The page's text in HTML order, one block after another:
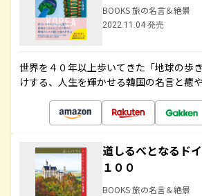
BOOKS 旅の名言＆絶景
2022.11.04 発売
世界を４０年以上歩いてきた「地球の歩
けする、人生を輝かせる韓国の名言と癒
道しるべとなるド
１００
BOOKS 旅の名言＆絶景